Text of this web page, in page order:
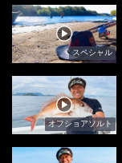
スペシャル
オフショアソルト